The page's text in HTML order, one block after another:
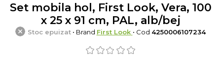
Set mobila hol, First Look, Vera, 100
x 25 x 91 cm, PAL, alb/bej
Stoc epuizat• Brand First Look • Cod 4250006107234